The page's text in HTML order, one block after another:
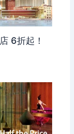
6折起！